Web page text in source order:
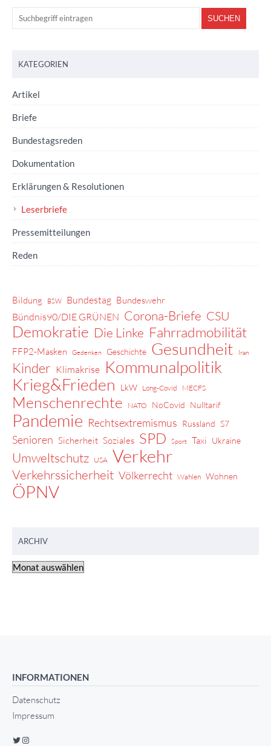
KATEGORIEN
Artikel
Briefe
Bundestagsreden
Dokumentation
Erklärungen & Resolutionen
Leserbriefe
Pressemitteilungen
Reden
Bildung BSW Bundestag Bundeswehr
Bündnis90/DIE GRÜNEN Corona-Briefe CSU
Demokratie Die Linke Fahrradmobilität
FFP2-Masken Gedenken Geschichte Gesundheit Iran
Kinder Klimakrise Kommunalpolitik
Krieg&Frieden
LkW Long-Covid MECFS
Menschenrechte NATO NoCovid Nulltarif
Pandemie Rechtsextremismus Russland S7
Senioren Sicherheit Soziales SPD Sport Taxi Ukraine
Umweltschutz USA Verkehr
Verkehrssicherheit Völkerrecht Wahlen Wohnen
ÖPNV
ARCHIV
INFORMATIONEN
Datenschutz
Impressum